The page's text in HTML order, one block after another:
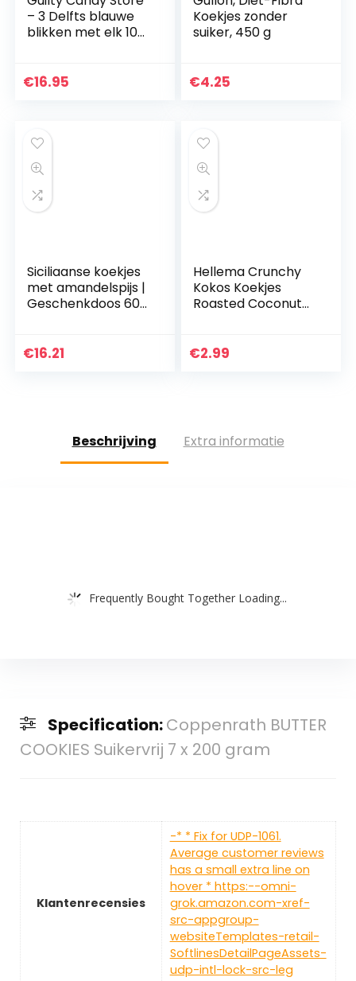
– 3 Delfts blauwe
blikken met elk 10
€16.95
Koekjes zonder
suiker, 450 g
€4.25
Siciliaanse koekjes
met amandelspijs |
Geschenkdoos 600
Geassorteerde
€16.21
Hellema Crunchy
Kokos Koekjes
Roasted Coconut
veel Kokos erin –
€2.99
Beschrijving Extra informatie
Frequently Bought Together Loading...
Specification:Coppenrath BUTTER
COOKIES Suikervrij 7 x 200 gram
Klantenrecensies
-* * Fix for UDP-1061.
Average customer reviews
has a small extra line on
hover * https:--omni-
grok.amazon.com-xref-
src-appgroup-
websiteTemplates-retail-
SoftlinesDetailPageAssets-
udp-intl-lock-src-leg